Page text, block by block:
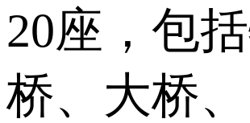
20座，包
桥、大桥